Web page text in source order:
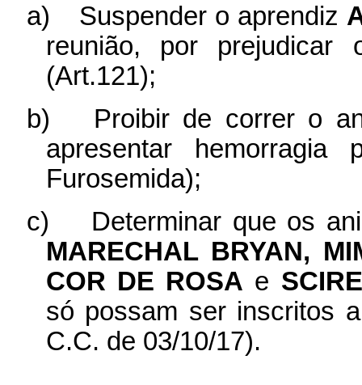
a) Suspender o aprendiz
reunião, por
(Art.121);
b)
Proibir de correr o
apresentar hemorragia
Furosemida);
c)
Determinar que os
MARECHAL BRYAN,
COR DE ROSA e
só possam ser inscritos
C.C. de 03/10/17).